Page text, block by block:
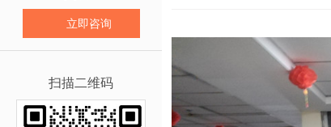
立即咨询
扫描二维码